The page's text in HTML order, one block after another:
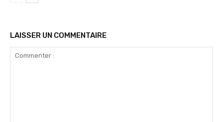
LAISSER UN COMMENTAIRE